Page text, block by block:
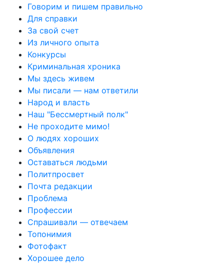
Говорим и пишем правильно
Для справки
За свой счет
Из личного опыта
Конкурсы
Криминальная хроника
Мы здесь живем
Мы писали — нам ответили
Народ и власть
Наш "Бессмертный полк"
Не проходите мимо!
О людях хороших
Объявления
Оставаться людьми
Политпросвет
Почта редакции
Проблема
Профессии
Спрашивали — отвечаем
Топонимия
Фотофакт
Хорошее дело